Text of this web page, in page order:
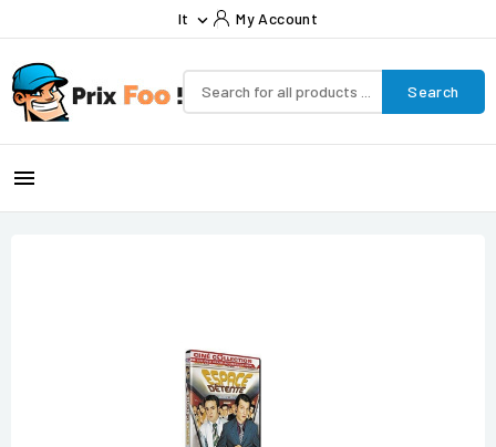
It  My Account
Search
